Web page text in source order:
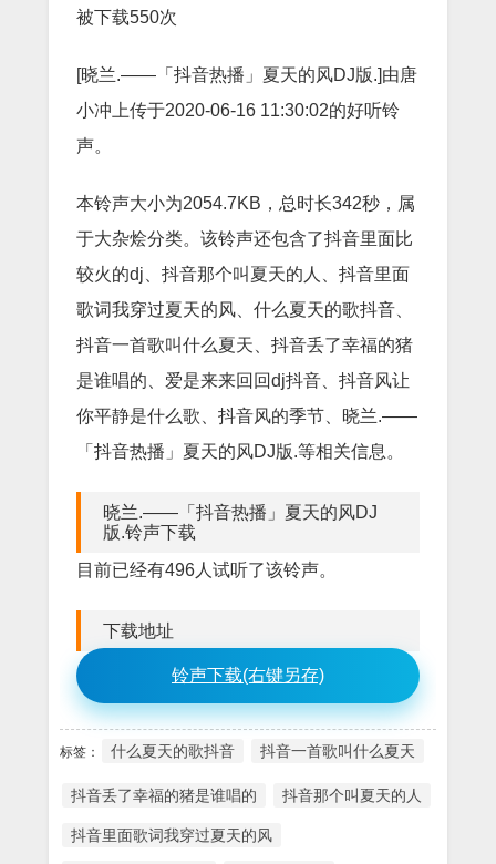
被下载550次
[晓兰.——「抖音热播」夏天的风DJ版.]由唐
小冲上传于2020-06-16 11:30:02的好听铃
声。
本铃声大小为2054.7KB，总时长342秒，属
于大杂烩分类。该铃声还包含了抖音里面比
较火的dj、抖音那个叫夏天的人、抖音里面
歌词我穿过夏天的风、什么夏天的歌抖音、
抖音一首歌叫什么夏天、抖音丢了幸福的猪
是谁唱的、爱是来来回回dj抖音、抖音风让
你平静是什么歌、抖音风的季节、晓兰.——
「抖音热播」夏天的风DJ版.等相关信息。
晓兰.——「抖音热播」夏天的风DJ
版.铃声下载
目前已经有496人试听了该铃声。
下载地址
铃声下载(右键另存)
标签： 什么夏天的歌抖音 抖音一首歌叫什么夏天
抖音丢了幸福的猪是谁唱的 抖音那个叫夏天的人
抖音里面歌词我穿过夏天的风